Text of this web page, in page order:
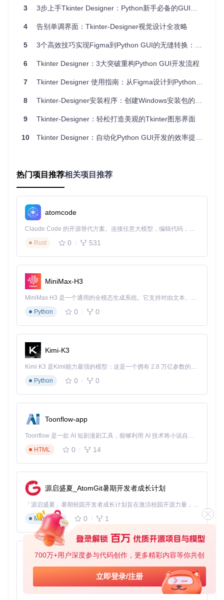
700万+用户深度参与代码创作，更多精彩内容等你共创
立即登录/注册
令：
cd
Tkinter-Designer
nux/Mac）或使用管理员权限运行命令提示符（Windows）。
启动成功后，你将看到工具的主界面，准备开始GUI代码生成
之旅。
生成代码
准备Figma设计
素命名规范
配置访问权限：在Figma中将文件共享权限设置为"任何人
获取访问令牌：在Figma账户设置中生成个人访问令牌
输入参数并生成：在Tkinter Designer界面中填入Figma文
件URL和访问令牌，点击"Generate"按钮
组件状态管理
交互状态组件，如"SubmitButton"和"SubmitButton_Hover"，
工具会自动生成状态切换代码，实现鼠标悬停等交互效果。
效果的文本框。只需在Figma中设计文本框背景，并确保其命
名包含"TextBox"关键字，工具将自动应用背景样式。
应用。
五、常见问题解决指南
问题现象 可能原因
生成过程
无响应
API连接
问题
检查网络连接，确认Figma令牌
有效
组件位置
坐标系统
在Figma中使用相对定位而非绝
对定位
在生成的代码中添加
font=('S
3 3步上手Tkinter Designer：Python新手必备的GUI开发神器
4 告别单调界面：Tkinter-Designer视觉设计全攻略
5 3个高效技巧实现Figma到Python GUI的无缝转换：Tkinter Designer全攻略
6 Tkinter Designer：3大突破重构Python GUI开发流程
7 Tkinter Designer 使用指南：从Figma设计到Python GUI开发
8 Tkinter-Designer安装程序：创建Windows安装包的完整指南
9 Tkinter-Designer：轻松打造美观的Tkinter图形界面
10 Tkinter Designer：自动化Python GUI开发的效率提升方案
热门项目推荐相关项目推荐
atomcode
Claude Code 的开源替代方案。连接任意大模型，编辑代码，运行命令，自动验证 — 全自动执行。用 Rust 构建，极致性能。 ｜ An open-source alternative to Claude Code. Connect any LLM, edit code, run commands, and verify changes — autonomously. Built in Rust for speed. Get Started
Rust
0 531
MiniMax-H3
MiniMax H3 是一个通用的全模态生成系统。它支持对由文本、图像、视频和音频组成的多模态上下文进行统一理解，并能生成分辨率高达 2K、时长可达 15 秒的带原生立体声音频的视频。得益于面向任务泛化的系统设计，H3 在预训练阶段就已具备广泛的多模态上下文理解与生成能力，能够出色地执行复杂的多模态指令。
Python
0 0
Kimi-K3
Kimi K3 是Kimi能力最强的模型：这是一个拥有 2.8 万亿参数的混合专家（MoE）模型，具备原生视觉理解能力，并支持 100 万 token 的上下文窗口。
Python
0 0
Toonflow-app
Toonflow 是一款 AI 短剧漫剧工具，能够利用 AI 技术将小说自动转化为剧本，并结合 AI 生成的图片和视频，实现高效的短剧创作。借助 Toonflow，可以轻松完成从文字到影像的全流程，让短剧制作变得更加智能与便捷。
HTML
0 14
源启盛夏_AtomGit暑期开发者成长计划
「源启盛夏」暑期校园开发者成长计划旨在激活校园开源力量，通过积分激励、认证扶持、资源倾斜等形式，引导高校组织和开发者完成「入驻 — 建项目 — 做贡献 — 获认证 — 得资源」的完整闭环。无论你是想带领社团入驻平台的组织者，还是希望用代码贡献证明自己的开发者，都能在这里找到属于你的成长路径。
Markdown
0 1
AionUi
免费、本地、开源的 24/7 全天候 Cowork 应用，以及适用于 Gemini CLI、Claude Code、Codex、OpenCode、Qwen Code、Goose CLI、Auggie 等的 OpenClaw | 🌟 喜欢就点star吧
TypeScript
0 6